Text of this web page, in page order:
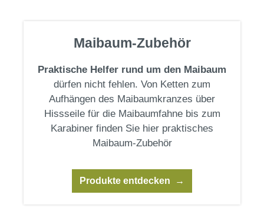
Maibaum-Zubehör
Praktische Helfer rund um den Maibaum
dürfen nicht fehlen. Von Ketten zum
Aufhängen des Maibaumkranzes über
Hissseile für die Maibaumfahne bis zum
Karabiner finden Sie hier praktisches
Maibaum-Zubehör
Produkte entdecken